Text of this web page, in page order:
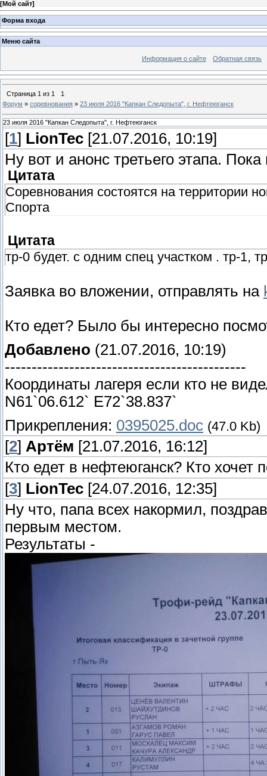
[Мой сайт]
Форма входа
Меню сайта
Информация о сайте Обратная связь
Страница 1 из 1
1
Форум » соревнования » 23 июля 2016 "Капкан Следопыта", г. Нефтеюганск
23 июля 2016 "Капкан Следопыта", г. Нефтеюганск
[1] LionTec [21.07.2016, 10:19]
Ну вот и анонс третьего этапа.
Цитата
Соревнования состоятся на территории
Спорта
Цитата
тр-0 будет. с одним спец участком . тр-1,
Заявка во вложении, отправлять на
Кто едет? Было бы интересно
Добавлено (21.07.2016, 10:19)
---------------------------------------------
Координаты лагеря если кто не
N61`06.612` E72`38.837`
Прикрепления: 0395025.doc (47.0 Kb)
[2] Артём [21.07.2016, 16:12]
Кто едет в нефтеюганск? Кто
[3] LionTec [24.07.2016, 12:35]
Ну что, папа всех накормил,
первым местом.
Результаты -